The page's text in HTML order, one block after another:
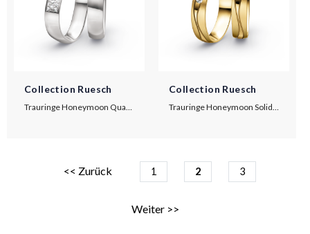
Collection Ruesch
Trauringe Honeymoon Quadra
Collection Ruesch
Trauringe Honeymoon Solid VIII
<< Zurück 1 2 3
Weiter >>